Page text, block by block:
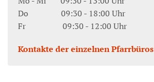
Do 09:30 - 18:00 Uhr
Fr 09:30 - 12:00 Uhr
Kontakte der einzelnen Pfarrbüros